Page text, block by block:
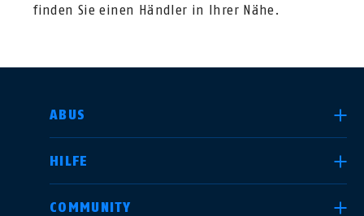
finden Sie einen Händler in Ihrer Nähe.
ABUS
HILFE
COMMUNITY
LAND AUSWÄHLEN
Deutschland